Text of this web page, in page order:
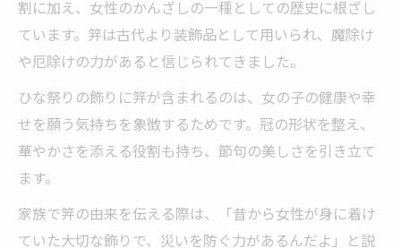
割に加え、女性のかんざしの一種としての歴史に根ざし
ています。笄は古代より装飾品として用いられ、魔除け
や厄除けの力があると信じられてきました。
ひな祭りの飾りに笄が含まれるのは、女の子の健康や幸
せを願う気持ちを象徴するためです。冠の形状を整え、
華やかさを添える役割も持ち、節句の美しさを引き立て
ます。
家族で笄の由来を伝える際は、「昔から女性が身に着け
ていた大切な飾りで、災いを防ぐ力があるんだよ」と説